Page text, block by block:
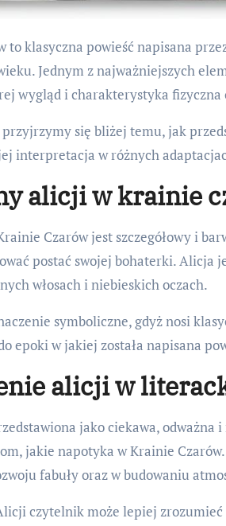
Jednym z najważniejszych
wygląd i charakterystyka
się bliżej temu, jak
interpretacja w różnych
alicji w krainie
Czarów jest szczegółowy i
postać swojej bohaterki. Alicja
włosach i niebieskich oczach.
symboliczne, gdyż nosi
epoki w jakiej została napisana
alicji w
jako ciekawa, odważna
jakie napotyka w Krainie
fabuły oraz w budowaniu
czytelnik może lepiej